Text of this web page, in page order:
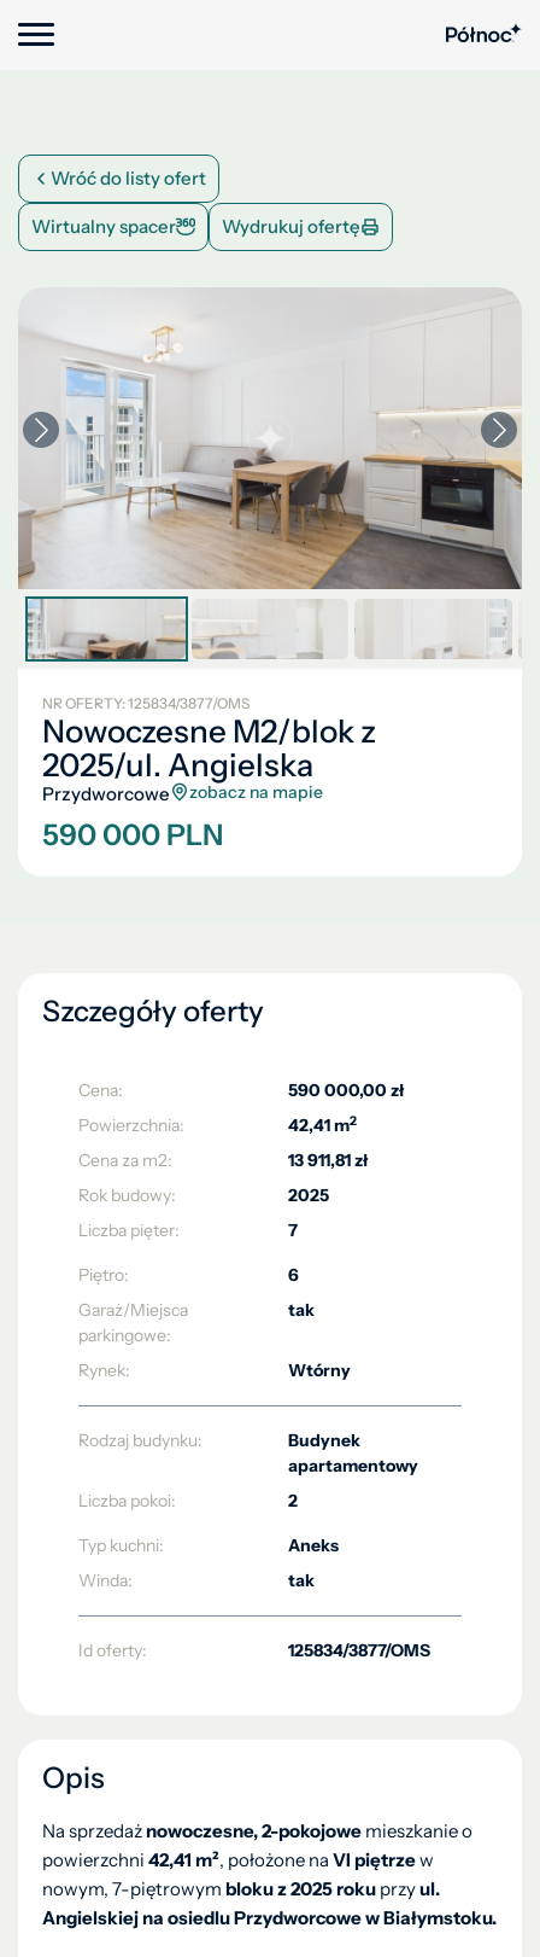
Wróć do listy ofert
Wirtualny spacer Wydrukuj ofertę
NR OFERTY: 125834/3877/OMS
Nowoczesne M2/blok z
2025/ul. Angielska
Przydworcowe zobacz na mapie
590 000 PLN
Szczegóły oferty
Cena:
590 000,00 zł
Powierzchnia:
42,41 m2
Cena za m2:
13 911,81 zł
Rok budowy:
2025
Liczba pięter:
7
Piętro:
6
Garaż/Miejsca
parkingowe:
tak
Rynek: Wtórny
Rodzaj budynku:
Budynek
apartamentowy
Liczba pokoi:
2
Typ kuchni:
Aneks
Winda:
tak
Id oferty: 125834/3877/OMS
Opis
Na sprzedażnowoczesne,2-pokojowe mieszkanie o
powierzchni 42,41 m², położone na VI piętrzew
nowym, 7-piętrowym bloku z 2025 roku przyul.
Angielskiej na osiedlu Przydworcowe w Białymstoku.